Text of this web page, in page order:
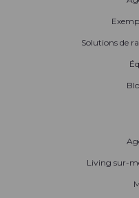
Solutions de
Living sur-